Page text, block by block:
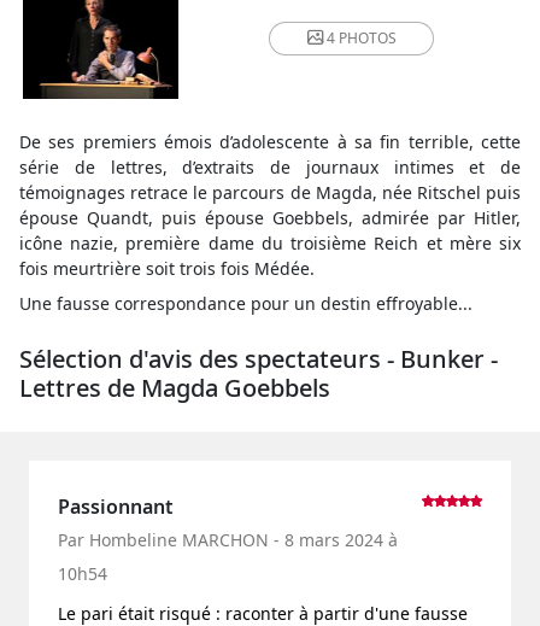
4 PHOTOS
De ses premiers émois d’adolescente à sa fin terrible, cette
série de lettres, d’extraits de journaux intimes et de
témoignages retrace le parcours de Magda, née Ritschel puis
épouse Quandt, puis épouse Goebbels, admirée par Hitler,
icône nazie, première dame du troisième Reich et mère six
fois meurtrière soit trois fois Médée.
Une fausse correspondance pour un destin effroyable...
Sélection d'avis des spectateurs - Bunker -
Lettres de Magda Goebbels
Passionnant
Par Hombeline MARCHON - 8 mars 2024 à
10h54
Le pari était risqué : raconter à partir d'une fausse